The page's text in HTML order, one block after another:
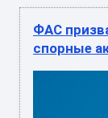
ФАС
спорные